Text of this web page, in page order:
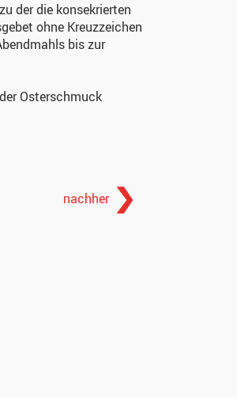
der die konsekrierten
ohne Kreuzzeichen
bis zur
Osterschmuck
nachher